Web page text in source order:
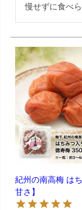
慢せずに食べら
紀州の南高梅 は
甘さ】